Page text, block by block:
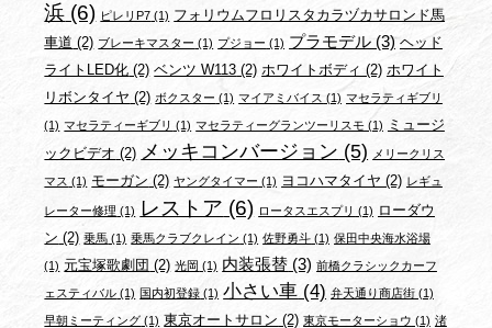
浜 (6) ピレリP7 (1) フォリウムフロリスタカラヅカサロンド馬
車道 (2) ブレーキマスター (1) プジョー (1) プラモデル (3) ヘッド
ライトLED化 (2) ベンツ W113 (2) ホワイトボディ (2) ホワイト
リボンタイヤ (2) ボクスター (1) マイアミバイス (1) マセラティギブリ
(1) マセラティーギブリ (1) マセラティーグランツーリスモ (1)
ミュージ
ックビデオ (2) メッキコンバージョン (5) メリークリス
マス (1) モーガン (2) ヤングタイマー (1) ヨコハマタイヤ (2) レギュ
レーター修理 (1) レストア (6) ロータスエスプリ (1) ローダウ
ン (2) 乗馬 (1) 乗馬クラブクレイン (1) 佐野勇斗 (1) 保田中央海水浴場
(1) 元宝塚歌劇団 (2) 光岡 (1) 内装張替 (3) 前橋クラシックカーフ
ェスティバル (1) 国内初登録 (1) 小さい車 (4) 弁天通り商店街(1)
早朝ミーティング (1) 東京オートサロン (2) 東京モーターショウ (1) 渚